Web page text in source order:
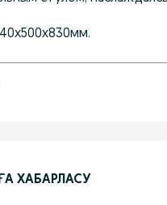
ХАБАРЛАСУ